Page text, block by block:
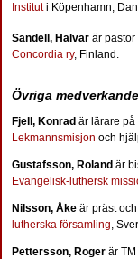
Instituti Köpenhamn,
Sandell, Halvar är
Concordia ry, Finland.
Övriga medverkande
Fjell, Konrad är lärare på
Lekmannsmisjon och
Gustafsson, Roland är
Evangelisk-luthersk
Nilsson, Åke är präst
lutherska församling,
Pettersson, Roger är